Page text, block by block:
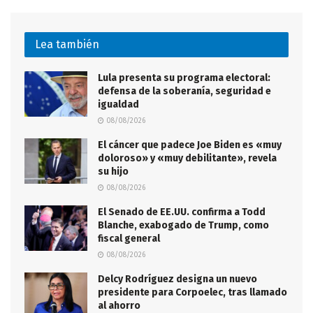
Lea también
Lula presenta su programa electoral:
defensa de la soberanía, seguridad e
igualdad
08/08/2026
El cáncer que padece Joe Biden es «muy
doloroso» y «muy debilitante», revela
su hijo
08/08/2026
El Senado de EE.UU. confirma a Todd
Blanche, exabogado de Trump, como
fiscal general
08/08/2026
Delcy Rodríguez designa un nuevo
presidente para Corpoelec, tras llamado
al ahorro